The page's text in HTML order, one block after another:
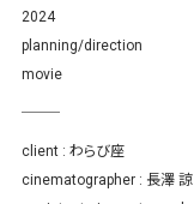
2024
planning/direction
movie
client : わらび座
cinematographer : 長澤 諒